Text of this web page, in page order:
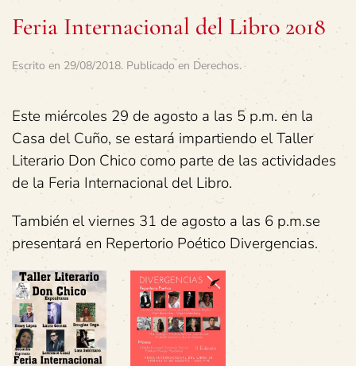
Feria Internacional del Libro 2018
Escrito en 29/08/2018. Publicado en Derechos.
Este miércoles 29 de agosto a las 5 p.m. en la
Casa del Cuño, se estará impartiendo el Taller
Literario Don Chico como parte de las actividades
de la Feria Internacional del Libro.
También el viernes 31 de agosto a las 6 p.m.se
presentará en Repertorio Poético Divergencias.